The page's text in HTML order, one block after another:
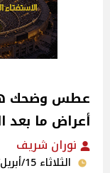
عطس وضحك
أعراض ما بعد
نوران شريف
الثلاثاء 15/أبريل/2025 - 01:24 م